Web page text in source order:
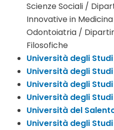
Scienze Sociali /
Innovative in
Odontoiatria /
Filosofiche
Università degli
Università degli
Università degli
Università degli
Università del
Università degli